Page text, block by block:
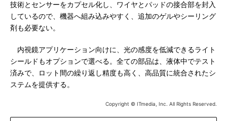
技術とセンサーをカプセル化し、ワイヤとパッドの接合部を封入
しているので、機器へ組み込みやすく、追加のゲルやシーリング
剤も必要ない。
内視鏡アプリケーション向けに、光の感度を低減できるライト
シールドもオプションで選べる。全ての部品は、液体中でテスト
済みで、ロット間の繰り返し精度も高く、高品質に統合されたシ
ステムを提供する。
Copyright © ITmedia, Inc. All Rights Reserved.